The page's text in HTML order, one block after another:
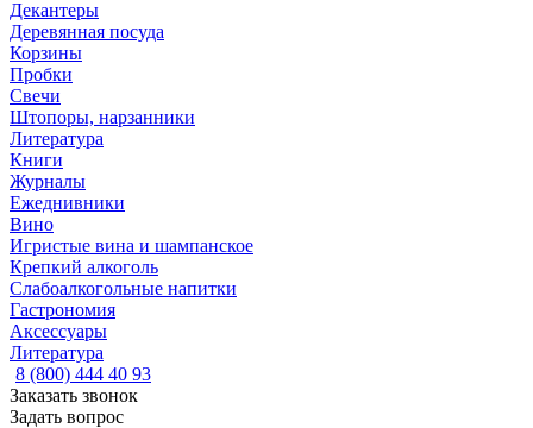
Декантеры
Деревянная посуда
Корзины
Пробки
Свечи
Штопоры, нарзанники
Литература
Книги
Журналы
Ежеднивники
Вино
Игристые вина и шампанское
Крепкий алкоголь
Слабоалкогольные напитки
Гастрономия
Аксессуары
Литература
8 (800) 444 40 93
Заказать звонок
Задать вопрос